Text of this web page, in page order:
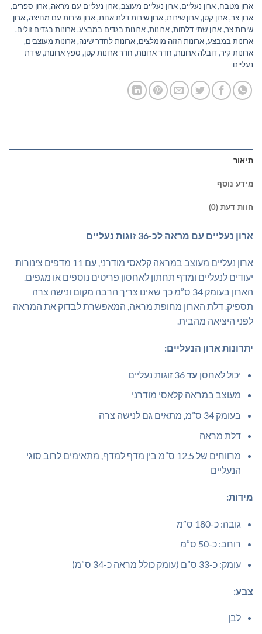
ארון מטבח,ארון נעליים,ארון נעליים מעוצב,ארון נעליים עם מראה,ארון ספרים,
ארון צר,ארון קטן,ארון שירות,ארון שירות דלת אחת,ארון שירות עם מחיצה,ארון
שירות צר,ארון שתי דלתות,ארונות,ארונות בגדים במבצע,ארונות בגדים זולים,
ארונות במבצע,ארונות הזזה מומלצים,ארונות לחדר שינה,ארונות מעוצבים,
ארונות קיר,דובלה ארונות, חדר ארונות, חדר ארונות קטן, ספץ ארונות,שידת
נעליים
תיאור
מידע נוסף
חוות דעת (0)
ארון נעליים עם מראה לכ-36 זוגות נעליים
ארון נעליים מעוצב במראה קלאסי מודרני, עם 11 מדפים צינורות
יעודים לנעליים ומדף תחתון לאחסון פריטים נוספים או מגפים.
הארון בעומק 34 ס”מ כך שאינו צריך הרבה מקום ונישה צרה
תספיק. דלת הארון מחופת מראה, המאפשרת לבדוק את המראה
לפני היציאה מהבית.
יתרונות ארון הנעליים:
יכול לאחסן עד36 זוגות נעליים
מעוצב במראה קלאסי מודרני
בעומק 34 ס”מ, מתאים גם לנישה צרה
דלת מראה
מרווחים של 12.5 ס”מ בין מדף למדף, מתאימים לרוב סוגי
הנעליים
מידות:
גובה: כ-180 ס”מ
רוחב: כ-50 ס”מ
עומק: כ-33 ס”ם (עומק כולל מראה כ-34 ס”מ)
צבע:
לבן